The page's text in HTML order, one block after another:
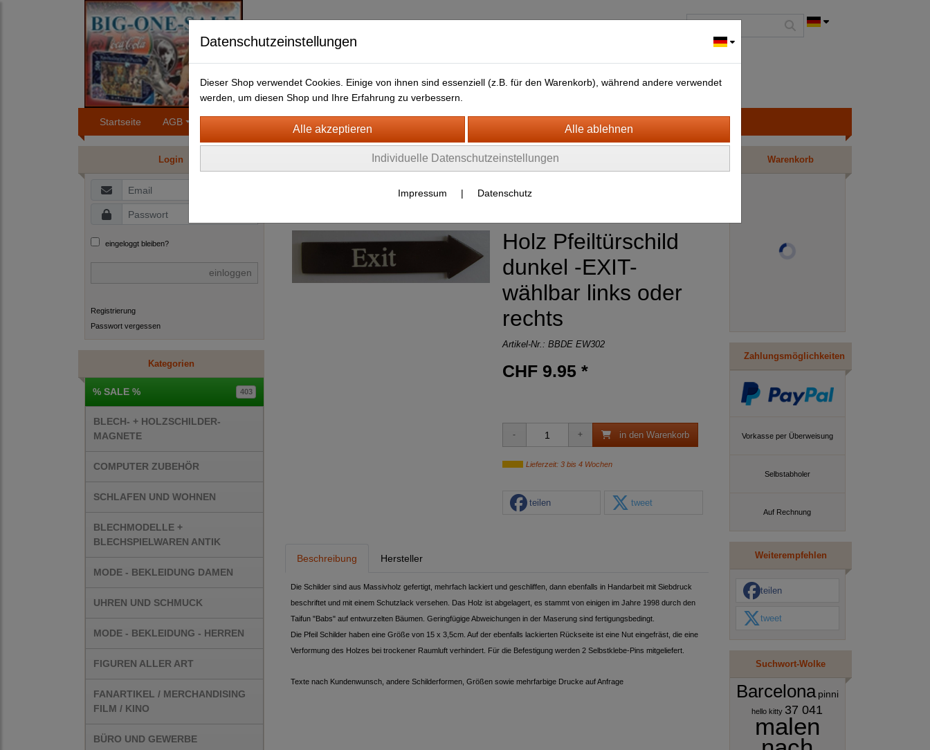
Startseite AGB Kontakt LIEFERFRISTEN ANFAHRTSWEG-GOOGLE MAP
Login
eingeloggt bleiben?
einloggen
Registrierung
Passwort vergessen
Kategorien
% SALE % 403
BLECH- + HOLZSCHILDER-
MAGNETE
COMPUTER ZUBEHÖR
SCHLAFEN UND WOHNEN
BLECHMODELLE +
BLECHSPIELWAREN ANTIK
MODE - BEKLEIDUNG DAMEN
UHREN UND SCHMUCK
MODE - BEKLEIDUNG - HERREN
FIGUREN ALLER ART
FANARTIKEL / MERCHANDISING
FILM / KINO
BÜRO UND GEWERBE
BLECH- + HOLZSCHILDER-MAGNETE
HOLZSCHILDER ALLER ART UND
Holz Pfeiltürschild
dunkel -EXIT-
wählbar links oder
rechts
Artikel-Nr.: BBDE EW302
CHF 9.95 *
in den Warenkorb
Lieferzeit: 3 bis 4 Wochen
teilen tweet
Beschreibung Hersteller
Die Schilder sind aus Massivholz gefertigt, mehrfach lackiert und geschliffen, dann ebenfalls in Handarbeit mit Siebdruck
beschriftet und mit einem Schutzlack versehen. Das Holz ist abgelagert, es stammt von einigen im Jahre 1998 durch den
Taifun "Babs" auf entwurzelten Bäumen. Geringfügige Abweichungen in der Maserung sind fertigungsbedingt.
Die Pfeil Schilder haben eine Größe von 15 x 3,5cm. Auf der ebenfalls lackierten Rückseite ist eine Nut eingefräst, die eine
Verformung des Holzes bei trockener Raumluft verhindert. Für die Befestigung werden 2 Selbstklebe-Pins mitgeliefert.
Texte nach Kundenwunsch, andere Schilderformen, Größen sowie mehrfarbige Drucke auf Anfrage
Warenkorb
Zahlungsmöglichkeiten
Vorkasse per Überweisung
Selbstabholer
Auf Rechnung
Weiterempfehlen
teilen
tweet
Suchwort-Wolke
Barcelona pinni
hello kitty 37 041
malen
Datenschutzeinstellungen
Dieser Shop verwendet Cookies. Einige von ihnen sind essenziell (z.B. für den Warenkorb), während andere verwendet
werden, um diesen Shop und Ihre Erfahrung zu verbessern.
Individuelle Datenschutzeinstellungen
Impressum | Datenschutz